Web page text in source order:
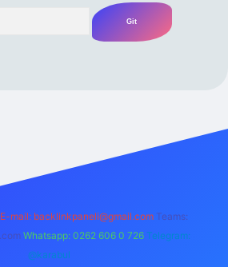
E-mail: backlinkpaneli@gmail.com Teams:
Whatsapp: 0262 606 0 726 Telegram:
@karabul